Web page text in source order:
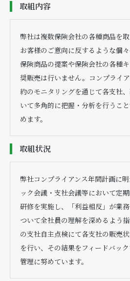
取組内容
弊社は複数保険会社の各種商品を取
お客様のご意向に反するような個
保険商品の提案や保険会社の各種
奨販売は行いません。コンプライ
約のモニタリングを通じて各支社
いて多角的に把握・分析を行うこ
めます。
取組状況
弊社コンプライアンス年間計画に
ック会議・支社会議等において定
研修を実施し、「利益相反」が業
ついて全社員の理解を深めるよう
の支社自主点検にて各支社の販売
を行い、その結果をフィードバッ
管理に努めています。